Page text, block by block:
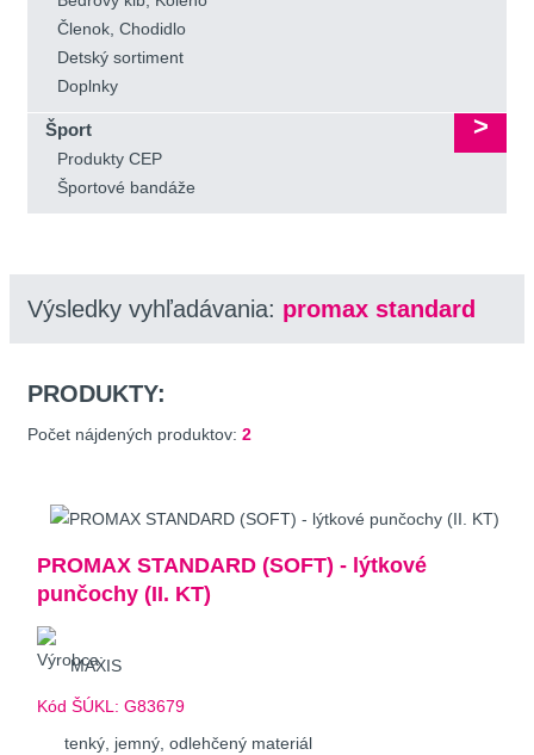
Členok, Chodidlo
Detský sortiment
Doplnky
Šport
Produkty CEP
Športové bandáže
Výsledky vyhľadávania: promax standard
PRODUKTY:
Počet nájdených produktov: 2
PROMAX STANDARD (SOFT) - lýtkové
punčochy (II. KT)
MAXIS
Kód ŠÚKL: G83679
tenký, jemný, odlehčený materiál